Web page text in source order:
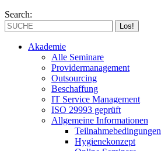
Search:
Akademie
Alle Seminare
Providermanagement
Outsourcing
Beschaffung
IT Service Management
ISO 29993 geprüft
Allgemeine Informationen
Teilnahmebedingungen
Hygienekonzept